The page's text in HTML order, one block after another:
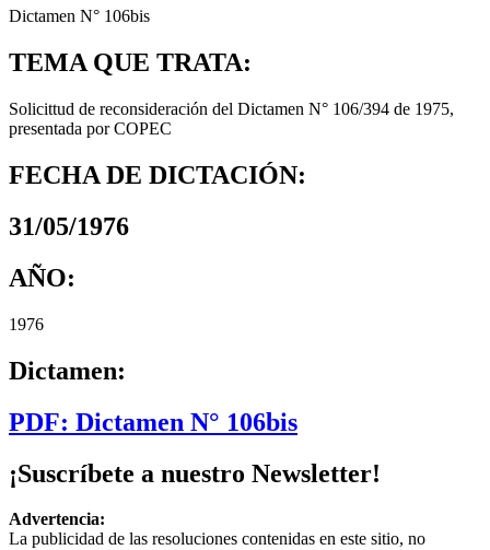
Dictamen N° 106bis
TEMA QUE TRATA:
Solicittud de reconsideración del Dictamen N° 106/394 de 1975,
presentada por COPEC
FECHA DE DICTACIÓN:
31/05/1976
AÑO:
1976
Dictamen:
PDF: Dictamen N° 106bis
¡Suscríbete a nuestro Newsletter!
Advertencia:
La publicidad de las resoluciones contenidas en este sitio, no